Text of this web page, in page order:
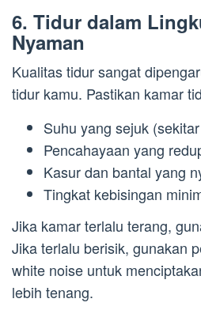
6. Tidur dalam
Nyaman
Kualitas tidur sangat
tidur kamu. Pastikan kamar
Suhu yang sejuk
Pencahayaan yang
Kasur dan bantal yang
Tingkat kebisingan
Jika kamar terlalu terang,
Jika terlalu berisik, gunakan
white noise untuk
lebih tenang.